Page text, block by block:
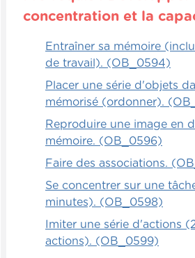
concentration et la
Entraîner sa mémoire
de travail). (OB_0594)
Placer une série d'objets
mémorisé (ordonner).
Reproduire une image en
mémoire. (OB_0596)
Faire des associations.
Se concentrer sur une
minutes). (OB_0598)
Imiter une série d'actions
actions). (OB_0599)